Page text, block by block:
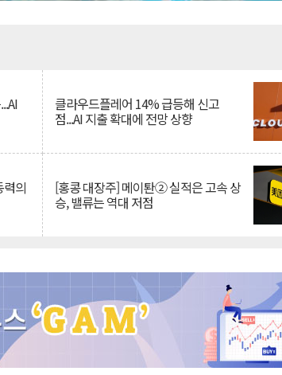
클라우드플레어 14% 급등해 신고
점...AI 지출 확대에 전망 상향
의 [홍콩 대장주] 메이퇀② 실적은 고속 상
승, 밸류는 역대 저점